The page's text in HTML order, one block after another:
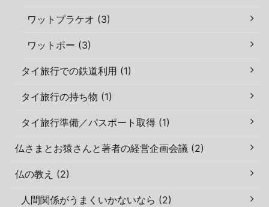
ワットプラケオ (3)
ワットポー (3)
タイ旅行での鉄道利用 (1)
タイ旅行の持ち物 (1)
タイ旅行準備／パスポート取得 (1)
仏さまとお猿さんと著者の経営企画会議 (2)
仏の教え (2)
人間関係がうまくいかないなら (2)